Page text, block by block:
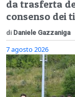
da trasferta
consenso dei
di Daniele Gazzaniga
7 agosto 2026